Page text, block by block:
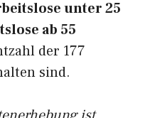
unter 25
ab 55
der 177
sind.